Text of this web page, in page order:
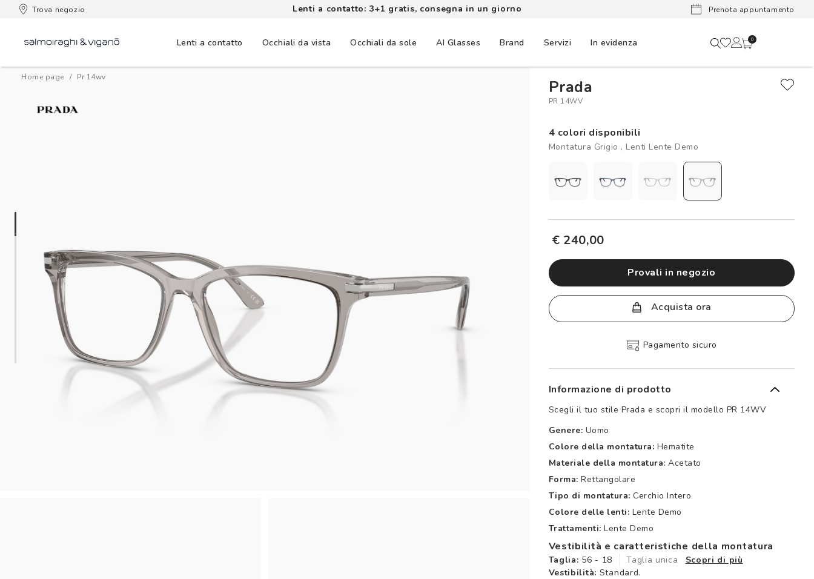
Trova negozio Lenti a contatto: 3+1 gratis, consegna in un giorno Ora
Prenota appuntamento
Lenti a contatto Occhiali da vista Occhiali da sole AI Glasses Brand Servizi In evidenza 0
Home page pr 14wv Prada
PR 14WV
4 colori disponibili
Montatura Grigio , Lenti Lente Demo
€ 240,00
provali in negozio
Acquista ora
Compra la tua montatura, ritirala in negozio Pagamento sicuro
Informazione di prodotto
Scegli il tuo stile Prada e scopri il modello PR 14WV
Genere: Uomo
Colore della montatura: Hematite
Materiale della montatura: Acetato
Forma: Rettangolare
Tipo di montatura: Cerchio Intero
Colore delle lenti: Lente Demo
Trattamenti: Lente Demo
Vestibilità e caratteristiche della montatura
Taglia: 56 - 18 Taglia unica
Scopri di più
Vestibilità: Standard.